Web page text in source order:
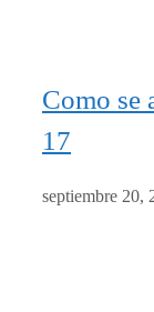
Como se
17
septiembre 20,